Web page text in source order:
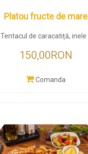
Platou fructe de mare
Tentacul de caracatiță, inele ..
150,00RON
Comanda